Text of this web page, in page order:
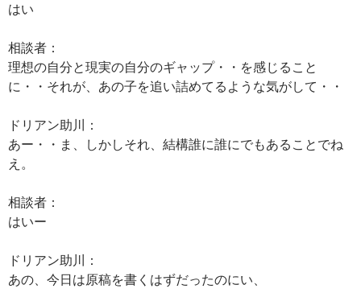
はい
相談者：
理想の自分と現実の自分のギャップ・・を感じること
に・・それが、あの子を追い詰めてるような気がして・・
ドリアン助川：
あー・・ま、しかしそれ、結構誰に誰にでもあることでね
え。
相談者：
はいー
ドリアン助川：
あの、今日は原稿を書くはずだったのにい、